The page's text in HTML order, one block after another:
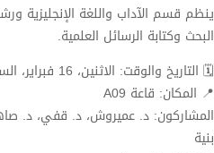
ينظم قسم الآداب واللغة الإنجليزية
البحث وكتابة الرسائل العلمية.
🗓 التاريخ والوقت: الاثنين، 16 فبراير، الساعة 9:00 صباحًا
📍 المكان: قاعة A09
المشاركون: د. عميروش، د. قفي، د.
بنية